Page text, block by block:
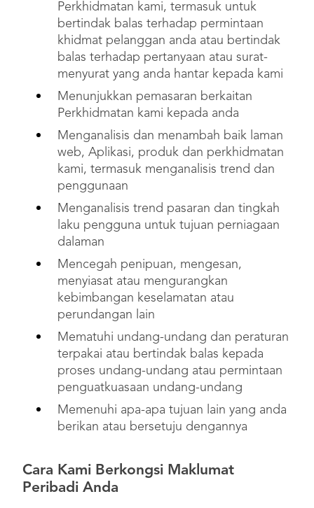
Perkhidmatan kami, termasuk untuk
bertindak balas terhadap permintaan
khidmat pelanggan anda atau bertindak
balas terhadap pertanyaan atau surat-
menyurat yang anda hantar kepada kami
Menunjukkan pemasaran berkaitan
Perkhidmatan kami kepada anda
Menganalisis dan menambah baik laman
web, Aplikasi, produk dan perkhidmatan
kami, termasuk menganalisis trend dan
penggunaan
Menganalisis trend pasaran dan tingkah
laku pengguna untuk tujuan perniagaan
dalaman
Mencegah penipuan, mengesan,
menyiasat atau mengurangkan
kebimbangan keselamatan atau
perundangan lain
Mematuhi undang-undang dan peraturan
terpakai atau bertindak balas kepada
proses undang-undang atau permintaan
penguatkuasaan undang-undang
Memenuhi apa-apa tujuan lain yang anda
berikan atau bersetuju dengannya
Cara Kami Berkongsi Maklumat
Peribadi Anda